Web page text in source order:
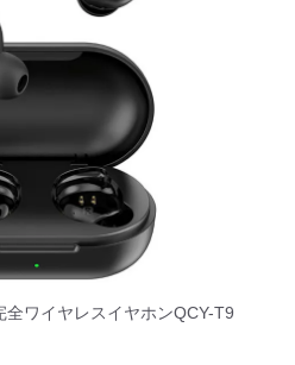
ワイヤレスイヤホンQCY-T9